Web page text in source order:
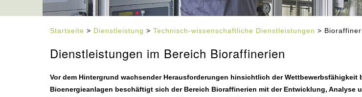
Startseite > Dienstleistung > Technisch-wissenschaftliche Dienstleistungen >
Dienstleistungen im Bereich Bioraffinerien
Vor dem Hintergrund wachsender Herausforderungen hinsichtlich der Wettbewerbsfähigkeit
Bioenergieanlagen beschäftigt sich der Bereich Bioraffinerien mit der Entwicklung, Analyse